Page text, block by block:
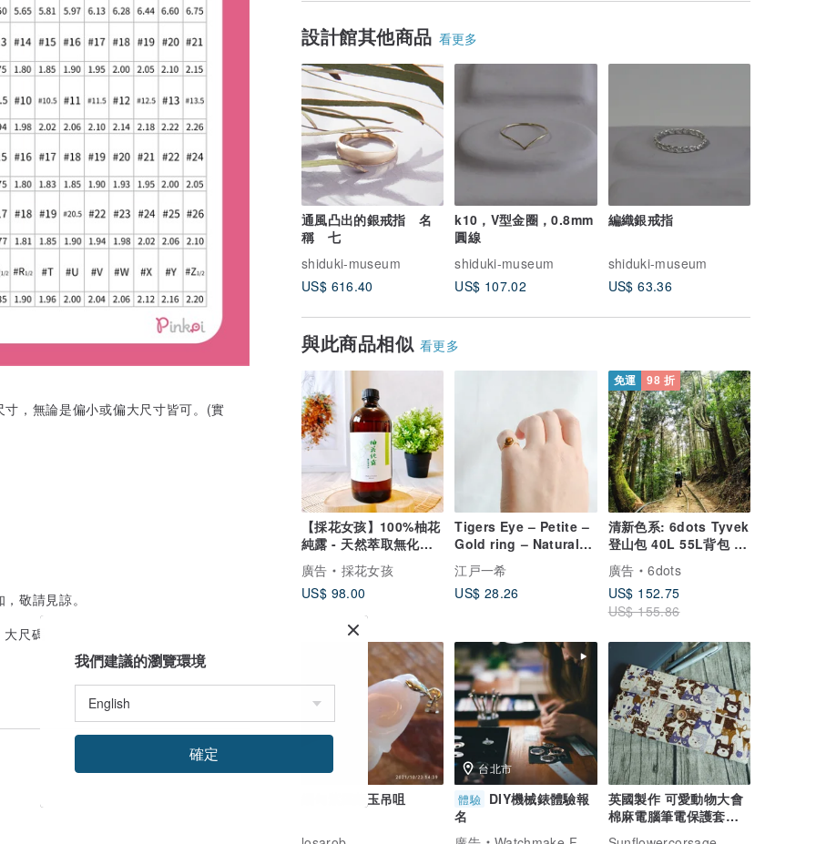
設計館其他商品 看更多
通風凸出的銀戒指 名
稱 七
shiduki-museum
US$ 616.40
k10，V型金圈，0.8mm
圓線
shiduki-museum
US$ 107.02
編織銀戒指
shiduki-museum
US$ 63.36
與此商品相似 看更多
【採花女孩】100%柚花
純露 - 天然萃取無化學
添加 (台灣製造)
廣告
採花女孩
US$ 98.00
Tigers Eye – Petite –
Gold ring – Natural
Stone Ring
江戸一希
US$ 28.26
免運 98 折
清新色系: 6dots Tyvek
登山包 40L 55L背包 露
營 登山
廣告
6dots
US$ 152.75
US$ 155.86
緬甸紫羅蘭玉吊咀
台北市
體驗 DIY機械錶體驗報
名
英國製作 可愛動物大會
棉麻電腦筆電保護套
，無論是偏小或偏大尺寸皆可。(實
敬請見諒。
尺碼
我們建議的瀏覽環境
確定